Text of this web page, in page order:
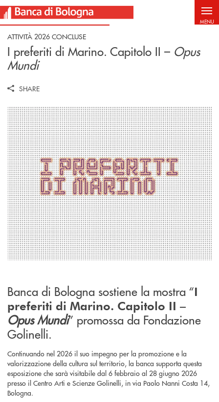
Salta al contenuto principale
MENU
ATTIVITÀ 2026 CONCLUSE
I preferiti di Marino. Capitolo II – Opus
Mundi
SHARE
Banca di Bologna sostiene la mostra “I
preferiti di Marino. Capitolo II –
Opus Mundi” promossa da Fondazione
Golinelli.
Continuando nel 2026 il suo impegno per la promozione e la
valorizzazione della cultura sul territorio, la banca supporta questa
esposizione che sarà visitabile dal 6 febbraio al 28 giugno 2026
presso il Centro Arti e Scienze Golinelli, in via Paolo Nanni Costa 14,
Bologna.